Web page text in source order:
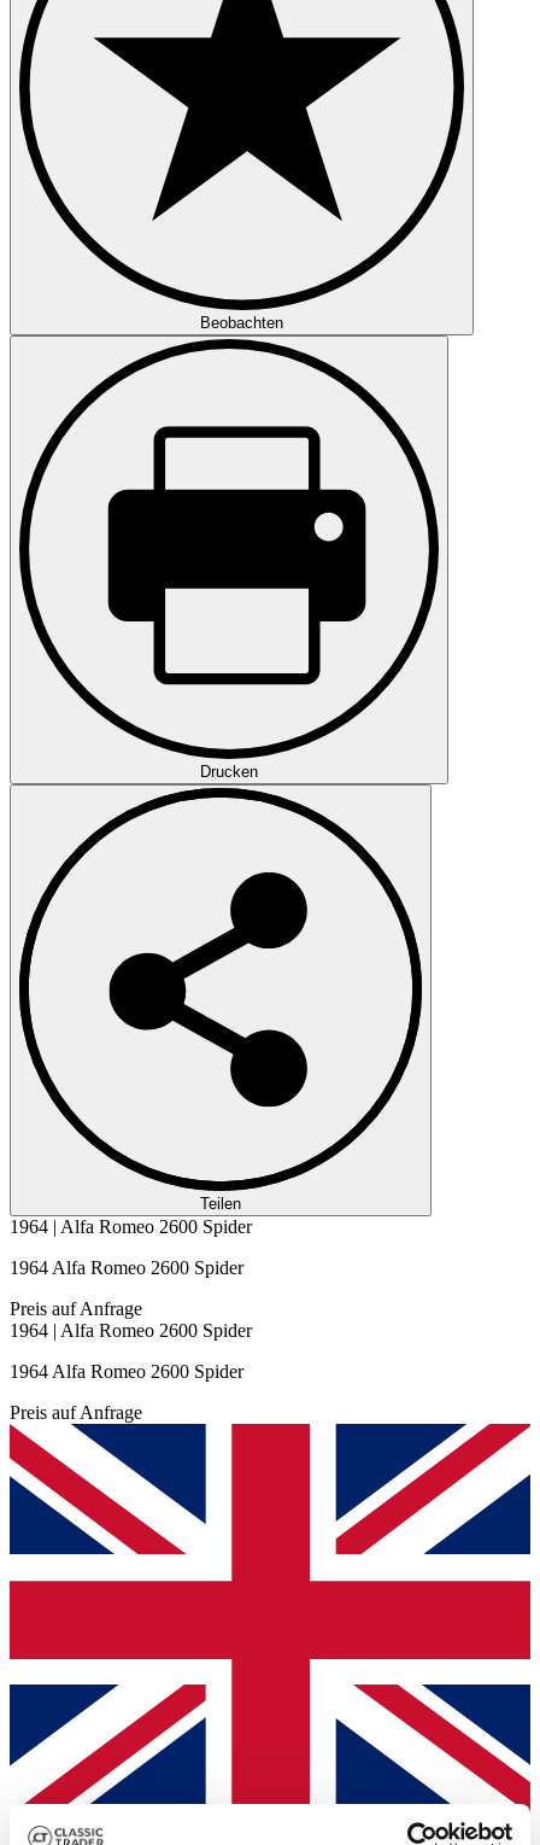
Beobachten
Drucken
Teilen
1964 | Alfa Romeo 2600 Spider
1964 Alfa Romeo 2600 Spider
Preis auf Anfrage
1964 | Alfa Romeo 2600 Spider
1964 Alfa Romeo 2600 Spider
Preis auf Anfrage
Händler